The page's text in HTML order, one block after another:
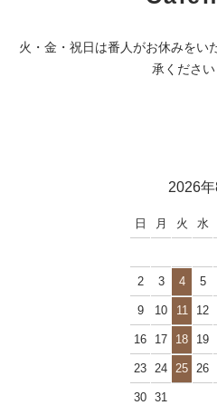
火・金・祝日は番人がお休みをい
承ください
2026年
日 月 火 水
2 3 4 5
9 10 11 12
16 17 18 19
23 24 25 26
30 31